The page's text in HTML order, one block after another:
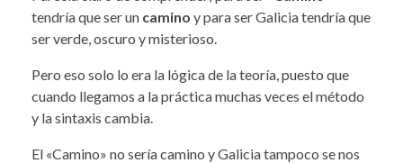
tendría que ser un camino y para ser Galicia tendría que
ser verde, oscuro y misterioso.
Pero eso solo lo era la lógica de la teoría, puesto que
cuando llegamos a la práctica muchas veces el método
y la sintaxis cambia.
El «Camino» no sería camino y Galicia tampoco se nos